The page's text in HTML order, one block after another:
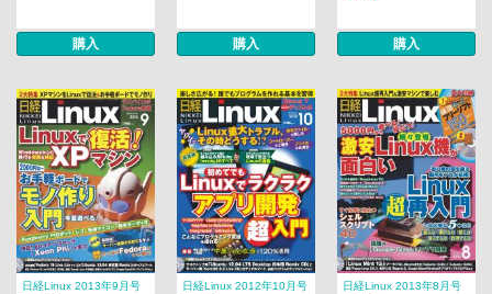
購入 購入 購入
日経Linux 2013年9月号
日経Linux 2012年10月号
日経Linux 2013年8月号